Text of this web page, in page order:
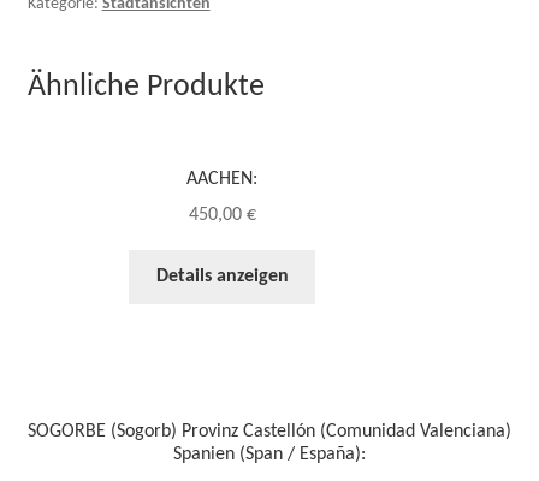
Kategorie: Stadtansichten
Ähnliche Produkte
AACHEN:
450,00 €
Details anzeigen
SOGORBE (Sogorb) Provinz Castellón (Comunidad Valenciana)
Spanien (Span / España):